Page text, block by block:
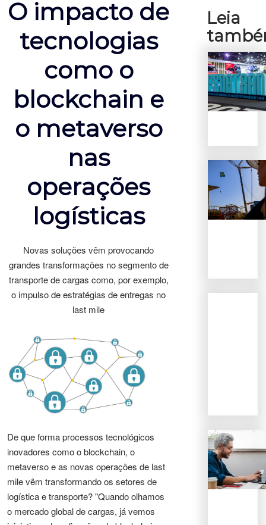
O impacto de
tecnologias
como o
blockchain e
o metaverso
nas
operações
logísticas
Novas soluções vêm provocando
grandes transformações no segmento de
transporte de cargas como, por exemplo,
o impulso de estratégias de entregas no
last mile
De que forma processos tecnológicos
inovadores como o blockchain, o
metaverso e as novas operações de last
mile vêm transformando os setores de
logística e transporte? "Quando olhamos
o mercado global de cargas, já vemos
Leia